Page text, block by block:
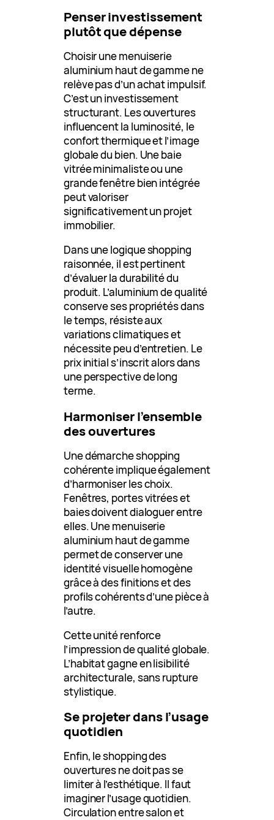
Penser investissement
plutôt que dépense
Choisir une menuiserie
aluminium haut de gamme ne
relève pas d’un achat impulsif.
C’est un investissement
structurant. Les ouvertures
influencent la luminosité, le
confort thermique et l’image
globale du bien. Une baie
vitrée minimaliste ou une
grande fenêtre bien intégrée
peut valoriser
significativement un projet
immobilier.
Dans une logique shopping
raisonnée, il est pertinent
d’évaluer la durabilité du
produit. L’aluminium de qualité
conserve ses propriétés dans
le temps, résiste aux
variations climatiques et
nécessite peu d’entretien. Le
prix initial s’inscrit alors dans
une perspective de long
terme.
Harmoniser l’ensemble
des ouvertures
Une démarche shopping
cohérente implique également
d’harmoniser les choix.
Fenêtres, portes vitrées et
baies doivent dialoguer entre
elles. Une menuiserie
aluminium haut de gamme
permet de conserver une
identité visuelle homogène
grâce à des finitions et des
profils cohérents d’une pièce à
l’autre.
Cette unité renforce
l’impression de qualité globale.
L’habitat gagne en lisibilité
architecturale, sans rupture
stylistique.
Se projeter dans l’usage
quotidien
Enfin, le shopping des
ouvertures ne doit pas se
limiter à l’esthétique. Il faut
imaginer l’usage quotidien.
Circulation entre salon et